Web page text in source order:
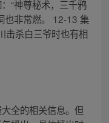
“神尊秘术，三千鸦
也非常燃。 12-13 集
击杀白三爷时也有相
全的相关信息。但